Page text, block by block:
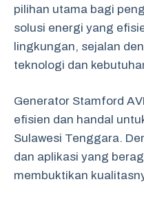
pilihan utama bagi
solusi energi yang
lingkungan, sejalan
teknologi dan
Generator Stamford
efisien dan handal
Sulawesi Tenggara.
dan aplikasi yang
membuktikan